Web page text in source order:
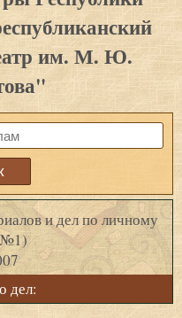
им. М. Ю.
и дел по личному
дел: